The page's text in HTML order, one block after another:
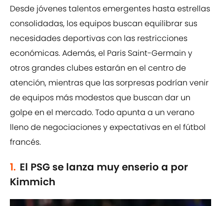
Desde jóvenes talentos emergentes hasta estrellas
consolidadas, los equipos buscan equilibrar sus
necesidades deportivas con las restricciones
económicas. Además, el Paris Saint-Germain y
otros grandes clubes estarán en el centro de
atención, mientras que las sorpresas podrían venir
de equipos más modestos que buscan dar un
golpe en el mercado. Todo apunta a un verano
lleno de negociaciones y expectativas en el fútbol
francés.
1. El PSG se lanza muy enserio a por
Kimmich